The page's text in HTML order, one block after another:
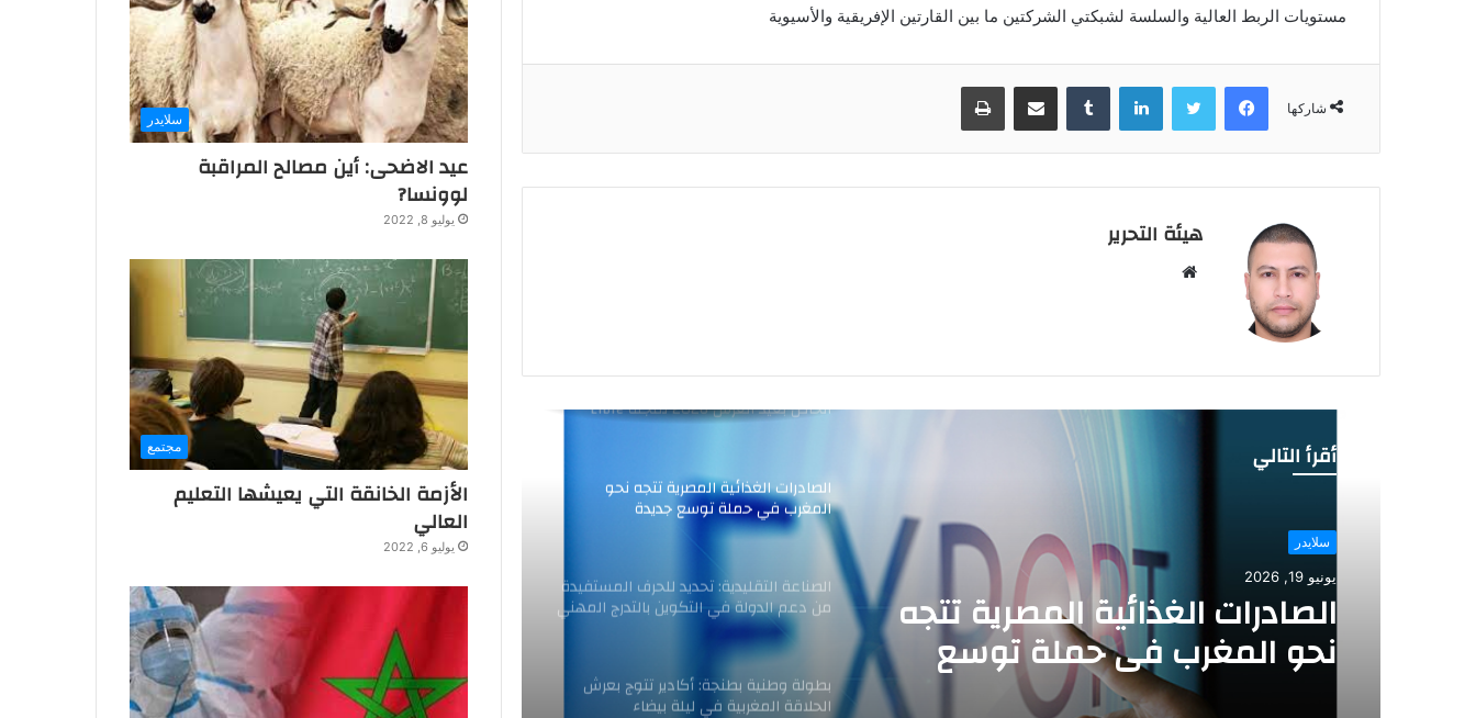
مستويات الربط العالية والسلسة لشبكتي الشركتين ما بين القارتين الإفريقية والأسيوية
شاركها
فيسبوك لينكدإن
هيئة التحرير
ا
أقرأ التالي
سلايدر
يونيو 19, 2026
الصادرات الغذائية المصرية تتجه
نحو المغرب في حملة توسع
سلايدر
يونيو 12, 2026
الجمارك: تنظيف شامل في قائمة
الدعوة للمشاركة الإعلانية في العدد
Entreprise
الصادرات الغذائية المصرية تتجه نحو
المغرب في حملة توسع جديدة
من دعم الدولة في التكوين بالتدرج المهني
بطولة وطنية بطنجة: أكادير تتوج بعرش
الحلاقة المغربية في ليلة بيضاء
سلايدر
عيد الاضحى: أين مصالح المراقبة
لوونسا?
يوليو 8, 2022
مجتمع
الأزمة الخانقة التي يعيشها التعليم
العالي
يوليو 6, 2022